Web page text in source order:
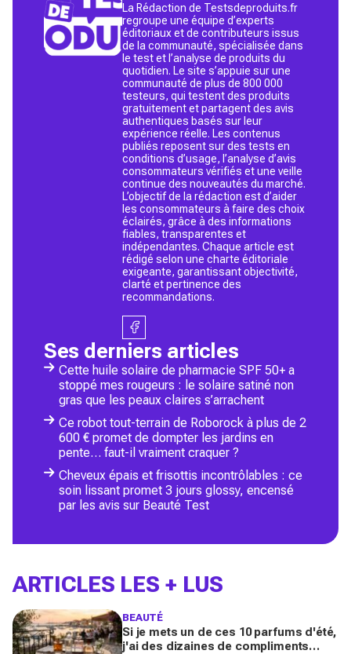
La Rédaction de Testsdeproduits.fr
regroupe une équipe d’experts
éditoriaux et de contributeurs issus
de la communauté, spécialisée dans
le test et l’analyse de produits du
quotidien. Le site s’appuie sur une
communauté de plus de 800 000
testeurs, qui testent des produits
gratuitement et partagent des avis
authentiques basés sur leur
expérience réelle. Les contenus
publiés reposent sur des tests en
conditions d’usage, l’analyse d’avis
consommateurs vérifiés et une veille
continue des nouveautés du marché.
L’objectif de la rédaction est d’aider
les consommateurs à faire des choix
éclairés, grâce à des informations
fiables, transparentes et
indépendantes. Chaque article est
rédigé selon une charte éditoriale
exigeante, garantissant objectivité,
clarté et pertinence des
recommandations.
Ses derniers articles
Cette huile solaire de pharmacie SPF 50+ a
stoppé mes rougeurs : le solaire satiné non
gras que les peaux claires s’arrachent
Ce robot tout-terrain de Roborock à plus de 2
600 € promet de dompter les jardins en
pente… faut-il vraiment craquer ?
Cheveux épais et frisottis incontrôlables : ce
soin lissant promet 3 jours glossy, encensé
par les avis sur Beauté Test
ARTICLES LES + LUS
BEAUTÉ
Si je mets un de ces 10 parfums d'été,
j'ai des dizaines de compliments